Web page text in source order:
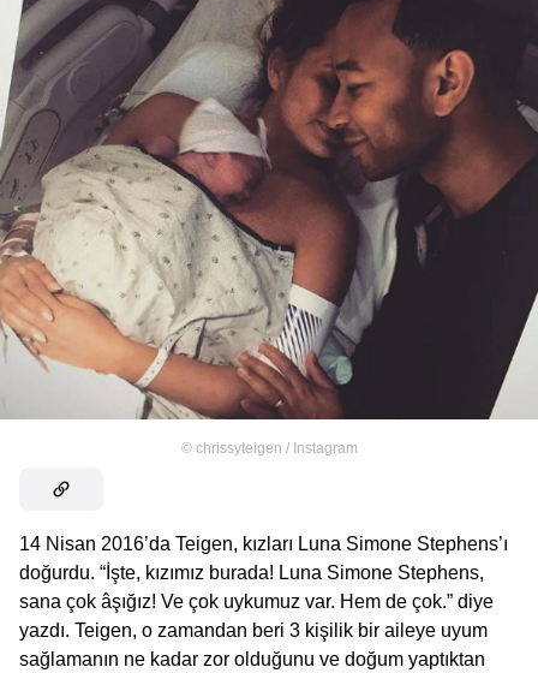
© chrissyteigen / Instagram
14 Nisan 2016’da Teigen, kızları Luna Simone Stephens’ı
doğurdu. “İşte, kızımız burada! Luna Simone Stephens,
sana çok âşığız! Ve çok uykumuz var. Hem de çok.” diye
yazdı. Teigen, o zamandan beri 3 kişilik bir aileye uyum
sağlamanın ne kadar zor olduğunu ve doğum yaptıktan